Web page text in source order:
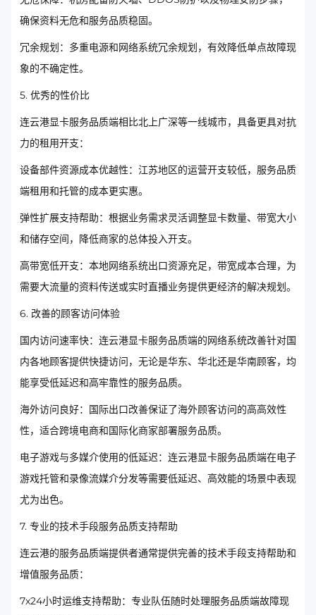
确保资料无危和服务品质稳固。
冗余规划：多重电源和网络系统冗余规划，有效降低单点故障现
象的不确定性。
5. 优秀的性价比
连云港显卡服务品质端相比北上广深等一线城市，具备更具对抗
力的租用开支：
设备部件资源成本优越性：江苏地区的运营开支较低，服务品质
端租用和托管的成本更实惠。
弹性扩展支持帮助：根据业务需求灵活调整显卡数量、带宽大小
和储存空间，降低商家的总体投入开支。
高带宽低开支：本地网络系统出口资源充足，带宽成本合理，为
需要大流量的资料传送或实时直播业务提供更经济的解决规划。
6. 改善的顾客访问体验
国内访问速率快：连云港显卡服务品质端的网络系统改善针对国
内各地顾客提供快捷访问，无论是华东、华北还是华南顾客，均
能享受低延迟和高牢靠性的服务品质。
海外访问良好：国际出口改善保证了海外顾客访问的高高效性
性，适合跨境电商和国际化商家部署服务品质。
电子游戏与多媒介使用的低延迟：连云港显卡服务品质端在电子
游戏托管和录像流媒介分发等需要低延迟、高效能的场景中表现
尤为出色。
7. 专业的技术手段服务品质支持帮助
连云港的服务品质端提供者通常提供完善的技术手段支持帮助和
增值服务品质：
7x24小时运维支持帮助：专业队伍随时处理服务品质端故障现